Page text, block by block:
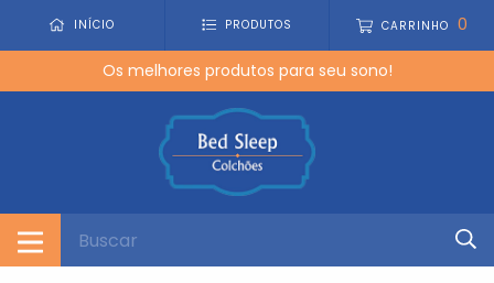
INÍCIO PRODUTOS CARRINHO 0
Os melhores produtos para seu sono!